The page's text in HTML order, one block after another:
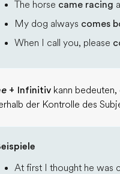
The horse came racing
My dog always comes
When I call you, please
+ Infinitiv kann
der Kontrolle des
At first I thought he was